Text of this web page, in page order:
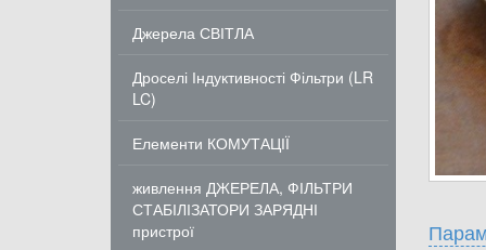
Джерела СВІТЛА
Дроселі Індуктивності Фільтри (LR
LC)
Елементи КОМУТАЦІЇ
живлення ДЖЕРЕЛА, ФІЛЬТРИ
СТАБІЛІЗАТОРИ ЗАРЯДНІ
пристрої